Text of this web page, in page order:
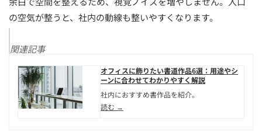
の空気が整うと、社内の動線も整いやすくなります。
関連記事
オフィスに飾りたい書道作品6選：用途やシ
ーンに合わせてわかりやすく解説
社内におすすめ書作品を紹介。
読む →